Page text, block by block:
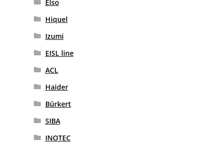
Elso
Hiquel
Izumi
EISL line
ACL
Haider
Bürkert
SIBA
INOTEC